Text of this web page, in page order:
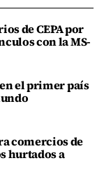
de CEPA por
con la MS-
el primer país
comercios de
hurtados a